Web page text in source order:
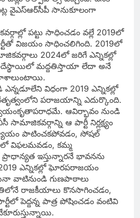
వైఎస్‌ఆర్‌సీపీ సానుకూలంగా
పట్టు సాధించడం వల్లే 2019లో
విజయం సాధించలిగింది. 2019లో
2024లో జరిగే ఎన్నికల్లో
మద్దతిస్తాయా లేదా అనే
విధంగా 2019 ఎన్నికల్లో
పరాజయాన్ని ఎదుర్కొంది.
ఆవిర్భావం నుండి
సామాజికవర్గాన్ని ఆ పార్టీ నిర్లక్ష్యం
పాటించకపోవడం, సోషల్‌
విఫలమవడం, కమ్మ
ఇస్తున్నారనే భావనను
ఎన్నికల్లో ఘోరపరాజయం
వాటినుండి గుణపాఠాలు
రాజకీయాలు కొనసాగించడం,
పెద్దన్న పాత్ర పోషించడం వంటివి